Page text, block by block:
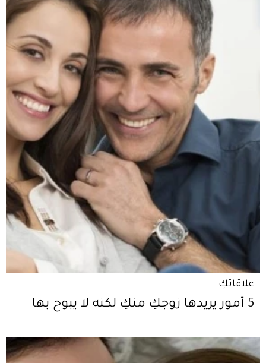
علاقاتكِ
5 أمور يريدها زوجكِ منكِ لكنّه لا يبوح بها